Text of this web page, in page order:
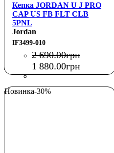
Кепка JORDAN U J PRO
CAP US FB FLT CLB
5PNL
Jordan
IF3499-010
2 690.00грн
1 880.00грн
Новинка-30%